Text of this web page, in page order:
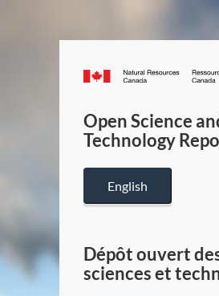
Canada.ca
Open Science
Technology
English
Dépôt ouvert
sciences et